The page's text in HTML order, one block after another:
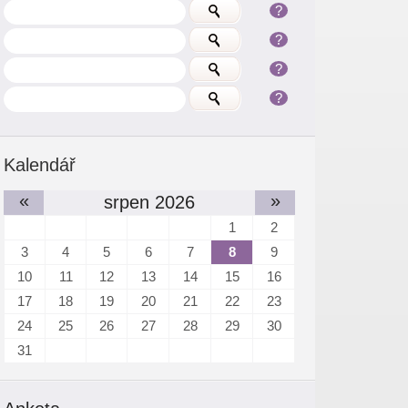
?
?
?
?
Kalendář
«
srpen 2026 »
1
2
3
4 5 6 7 8
9
10
11 12 13 14 15
16
17
18 19 20 21 22
23
24
25 26 27 28 29
30
31